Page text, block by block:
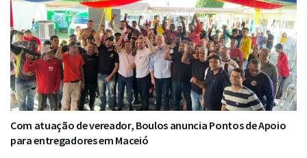
Com atuação de vereador, Boulos anuncia Pontos de Apoio
para entregadores em Maceió